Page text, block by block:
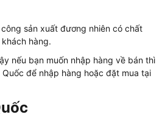
sản xuất đương nhiên có chất
hàng.
nếu bạn muốn nhập hàng về bán thì
để nhập hàng hoặc đặt mua tại